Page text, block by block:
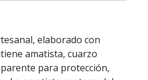
elaborado con
amatista, cuarzo
para protección,